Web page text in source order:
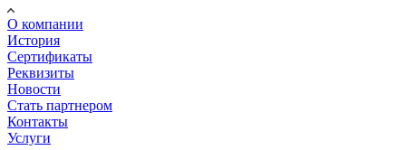
О компании
История
Сертификаты
Реквизиты
Новости
Стать партнером
Контакты
Услуги